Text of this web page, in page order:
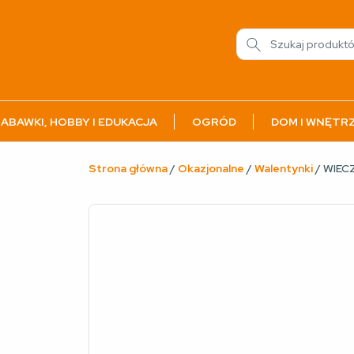
HOBBY I EDUKACJA OGRÓD DOM I
Strona główna/ Okazjonalne / Walentynki/